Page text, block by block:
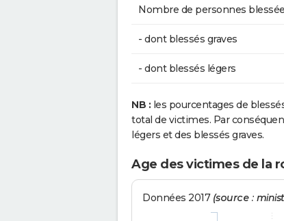
Nombre de personnes
- dont blessés graves
- dont blessés légers
NB : les pourcentages de
total de victimes. Par
légers et des blessés graves.
Age des victimes de la
Données 2017 (source :